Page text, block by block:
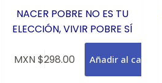
NACER POBRE NO ES TU
ELECCIÓN, VIVIR POBRE SÍ
MXN $298.00 Añadir al carrito